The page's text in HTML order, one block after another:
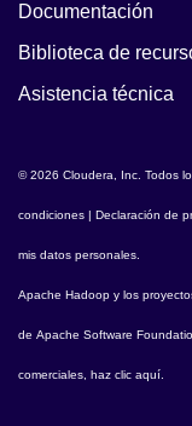
Documentación
Biblioteca de
Asistencia técnica
© 2026 Cloudera, Inc. Todos
condiciones | Declaración de
mis datos personales
Apache Hadoop y los
de Apache Software
comerciales, haz clic aquí